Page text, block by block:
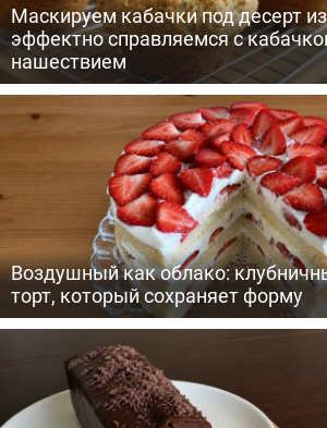
Маскируем кабачки под десерт
эффектно справляемся с
нашествием
Воздушный как облако:
торт, который сохраняет форму